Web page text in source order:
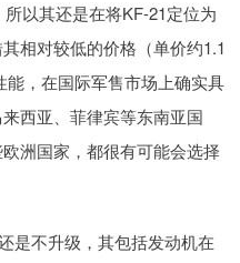
以其还是在将KF-21定位为
相对较低的价格（单价约1.1
，在国际军售市场上确实具
西亚、菲律宾等东南亚国
洲国家，都很有可能会选择
是不升级，其包括发动机在